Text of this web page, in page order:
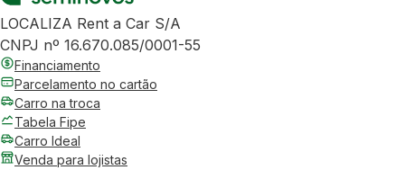
LOCALIZA Rent a Car S/A
CNPJ nº 16.670.085/0001-55
Financiamento
Parcelamento no cartão
Carro na troca
Tabela Fipe
Carro Ideal
Venda para lojistas